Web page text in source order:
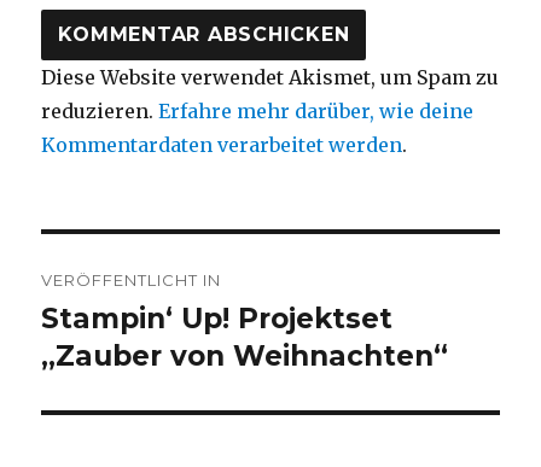
Diese Website verwendet Akismet, um Spam zu
reduzieren.Erfahre mehr darüber, wie deine
Kommentardaten verarbeitet werden.
VERÖFFENTLICHT IN
Stampin‘ Up! Projektset
„Zauber von Weihnachten“